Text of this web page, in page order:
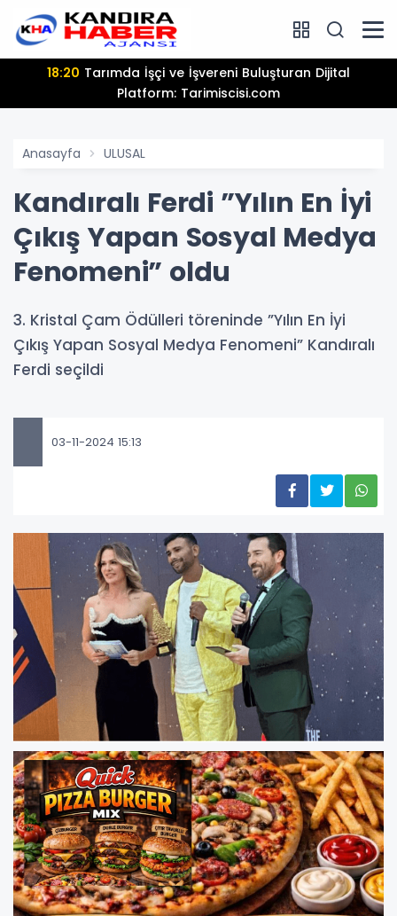
18:20
Platform: Tarimiscisi.com
Anasayfa ULUSAL
Kandıralı Ferdi ”Yılın En İyi
Çıkış Yapan Sosyal Medya
Fenomeni” oldu
3. Kristal Çam Ödülleri töreninde ”Yılın En İyi
Çıkış Yapan Sosyal Medya Fenomeni” Kandıralı
Ferdi seçildi
03-11-2024 15:13